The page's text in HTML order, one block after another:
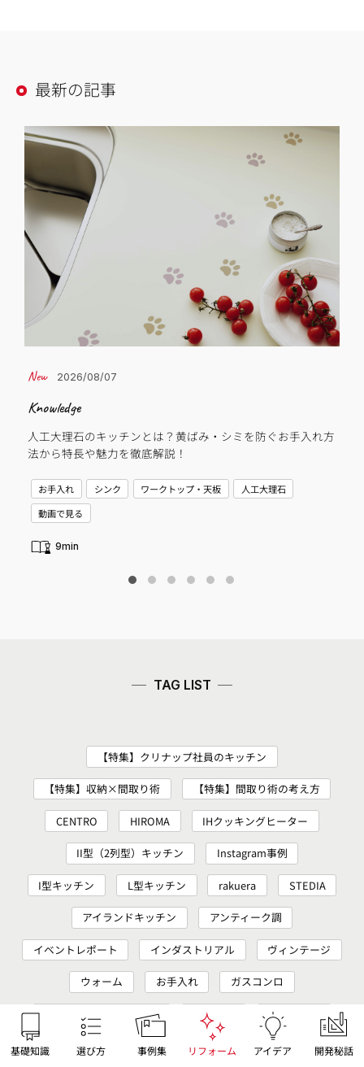
基礎知識 選び方 事例集 リフォーム アイデア 開発秘話
最新の記事
2026/08/07
Knowledge
人工大理石のキッチンとは？黄ばみ・シミを防ぐお手入れ方
法から特長や魅力を徹底解説！
お手入れ シンク ワークトップ・天板
人工大理石
動画で見る
9min
TAG LIST
【特集】クリナップ社員のキッチン
【特集】収納×間取り術 【特集】間取り術の考え方
CENTRO HIROMA IHクッキングヒーター
II型（2列型）キッチン Instagram事例
I型キッチン L型キッチン rakuera STEDIA
アイランドキッチン アンティーク調
イベントレポート インダストリアル ヴィンテージ
ウォーム お手入れ ガスコンロ
カップボード（食器棚） カフェ風 カラー系扉
キッチンカラー キッチンパネル